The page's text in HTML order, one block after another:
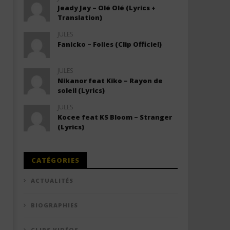
Jeady Jay – Olé Olé (Lyrics +
Translation)
JULES
Fanicko – Folies (Clip Officiel)
JULES
Nikanor feat Kiko – Rayon de
soleil (Lyrics)
JULES
Kocee feat KS Bloom – Stranger
(Lyrics)
CATÉGORIES
ACTUALITÉS
BIOGRAPHIES